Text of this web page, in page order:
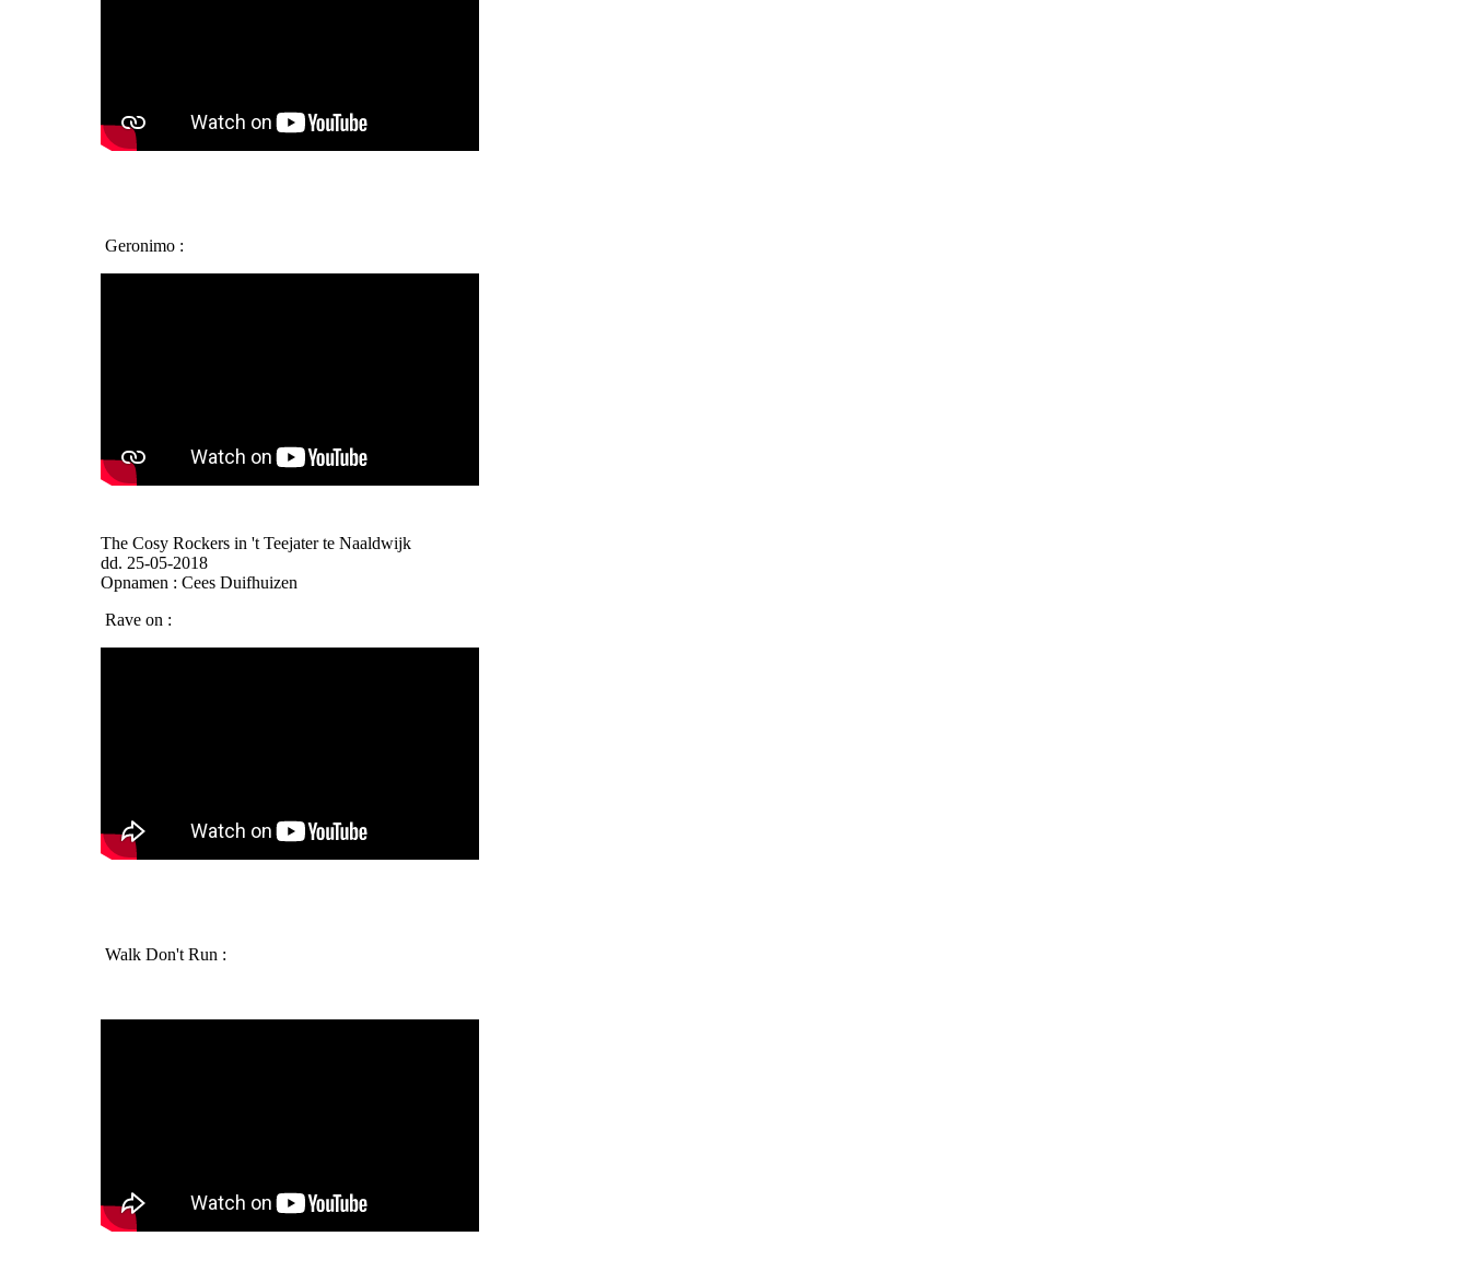
Geronimo :
The Cosy Rockers in 't Teejater te Naaldwijk
dd. 25-05-2018
Opnamen : Cees Duifhuizen
Rave on :
Walk Don't Run :